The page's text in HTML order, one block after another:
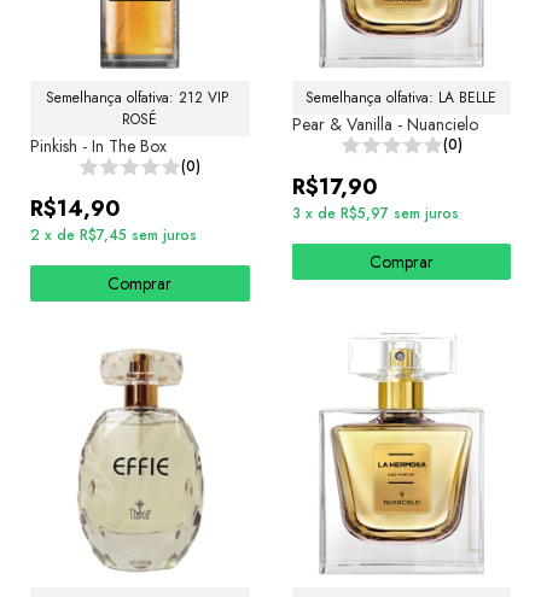
Semelhança olfativa: 212 VIP
ROSÉ
Pinkish - In The Box
(0)
R$14,90
2 x de R$7,45 sem juros
Comprar
Semelhança olfativa: LA BELLE
Pear & Vanilla - Nuancielo
(0)
R$17,90
3 x de R$5,97 sem juros
Comprar